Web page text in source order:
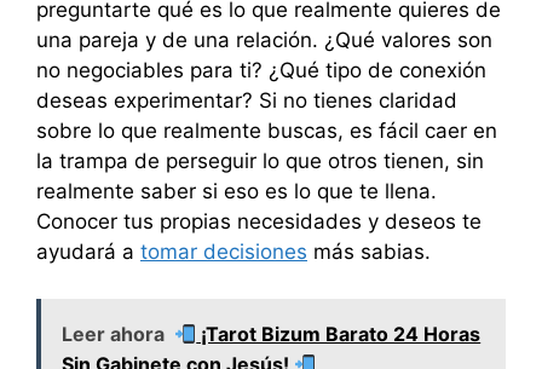
preguntarte qué es lo que realmente quieres de
una pareja y de una relación. ¿Qué valores son
no negociables para ti? ¿Qué tipo de conexión
deseas experimentar? Si no tienes claridad
sobre lo que realmente buscas, es fácil caer en
la trampa de perseguir lo que otros tienen, sin
realmente saber si eso es lo que te llena.
Conocer tus propias necesidades y deseos te
ayudará a tomar decisiones más sabias.
Leer ahora
¡Tarot Bizum Barato 24 Horas
Sin Gabinete con Jesús!